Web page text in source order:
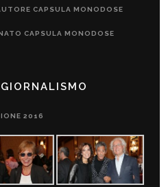
CAPSULA MONODOSE
CAPSULA MONODOSE
2016